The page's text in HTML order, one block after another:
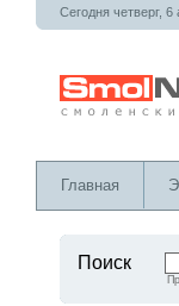
Сегодня четверг, 6
Главная
Поиск